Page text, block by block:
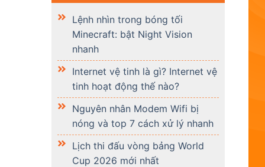
Lệnh nhìn trong bóng tối
Minecraft: bật Night Vision
nhanh
Internet vệ tinh là gì? Internet vệ
tinh hoạt động thế nào?
Nguyên nhân Modem Wifi bị
nóng và top 7 cách xử lý nhanh
Lịch thi đấu vòng bảng World
Cup 2026 mới nhất